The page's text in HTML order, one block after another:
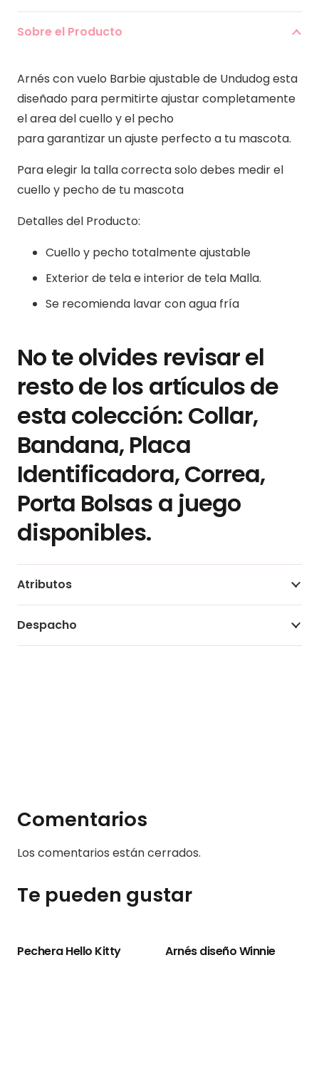
Barbie
Sobre el Producto
Arnés con vuelo Barbie ajustable de Undudog esta
diseñado para permitirte ajustar completamente
el area del cuello y el pecho
para garantizar un ajuste perfecto a tu mascota.
Para elegir la talla correcta solo debes medir el
cuello y pecho de tu mascota
Detalles del Producto:
Cuello y pecho totalmente ajustable
Exterior de tela e interior de tela Malla.
Se recomienda lavar con agua fría
No te olvides revisar el
resto de los artículos de
esta colección: Collar,
Bandana, Placa
Identificadora,Correa,
Porta Bolsas a juego
disponibles.
Atributos
Despacho
Comentarios
Los comentarios están cerrados.
Te pueden gustar
Pechera Hello Kitty Arnés diseño Winnie